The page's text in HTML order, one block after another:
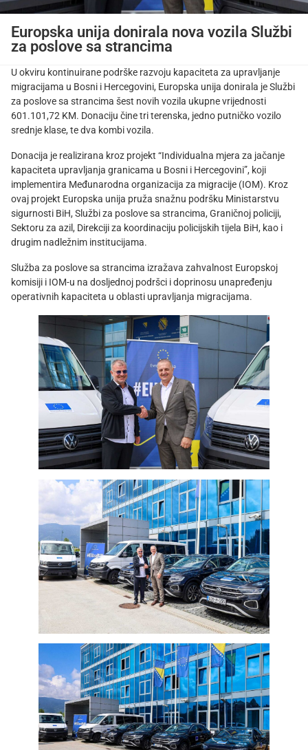
Europska unija donirala nova vozila Službi
za poslove sa strancima
U okviru kontinuirane podrške razvoju kapaciteta za upravljanje
migracijama u Bosni i Hercegovini, Europska unija donirala je Službi
za poslove sa strancima šest novih vozila ukupne vrijednosti
601.101,72 KM. Donaciju čine tri terenska, jedno putničko vozilo
srednje klase, te dva kombi vozila.
Donacija je realizirana kroz projekt “Individualna mjera za jačanje
kapaciteta upravljanja granicama u Bosni i Hercegovini”, koji
implementira Međunarodna organizacija za migracije (IOM). Kroz
ovaj projekt Europska unija pruža snažnu podršku Ministarstvu
sigurnosti BiH, Službi za poslove sa strancima, Graničnoj policiji,
Sektoru za azil, Direkciji za koordinaciju policijskih tijela BiH, kao i
drugim nadležnim institucijama.
Služba za poslove sa strancima izražava zahvalnost Europskoj
komisiji i IOM-u na dosljednoj podršci i doprinosu unapređenju
operativnih kapaciteta u oblasti upravljanja migracijama.